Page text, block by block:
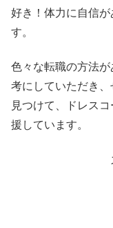
好き！体力に自信
す。
色々な転職の方法
考にしていただき
見つけて、ドレス
援しています。